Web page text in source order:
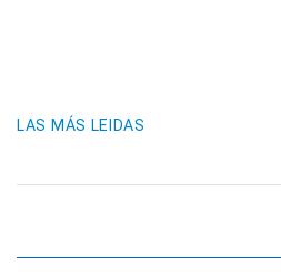
LAS MÁS LEIDAS